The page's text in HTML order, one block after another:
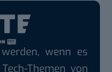
wenn es
Themen von